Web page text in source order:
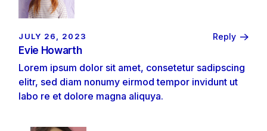
JULY 26, 2023
Evie Howarth
Lorem ipsum dolor sit amet, consetetur sadipscing
elitr, sed diam nonumy eirmod tempor invidunt ut
labo re et dolore magna aliquya.
Reply